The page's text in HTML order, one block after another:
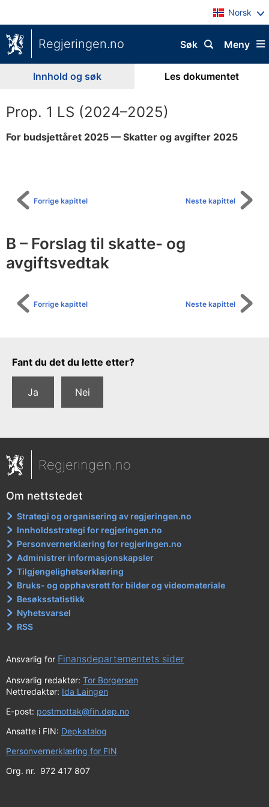
Norsk
Regjeringen.no Meny
Søk
Innhold og søk Les dokumentet
Prop. 1 LS (2024–2025)
For budsjettåret 2025 — Skatter og avgifter 2025
Neste kapittel
Forrige kapittel
B – Forslag til skatte- og
avgiftsvedtak
Neste kapittel
Forrige kapittel
Tilbakemeldingsskjema
Fant du det du lette etter?
Ja Nei
Regjeringen.no
Om nettstedet
Strategi og organisering av regjeringen.no
Innholdsstrategi for regjeringen.no
Personvernerklæring for regjeringen.no
Administrer informasjonskapsler
Tilgjengelighetserklæring
Bruks- og opphavsrett for bilder og videomateriale
Besøksstatistikk
Nyhetsvarsel
RSS
Ansvarlig for Finansdepartementets sider
Ansvarlig redaktør: Tor Borgersen
Nettredaktør: Ida Laingen
E-post: postmottak@fin.dep.no
Ansatte i FIN: Depkatalog
Personvernerklæring for FIN
Org. nr. 972 417 807